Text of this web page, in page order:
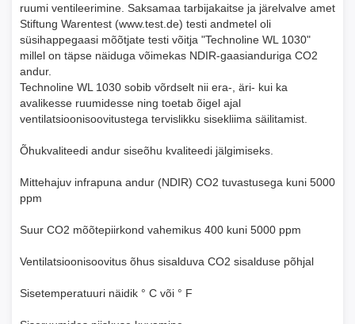
ruumi ventileerimine. Saksamaa tarbijakaitse ja järelvalve amet
Stiftung Warentest (www.test.de) testi andmetel oli
süsihappegaasi mõõtjate testi võitja "Technoline WL 1030"
millel on täpse näiduga võimekas NDIR-gaasianduriga CO2
andur.
Technoline WL 1030 sobib võrdselt nii era-, äri- kui ka
avalikesse ruumidesse ning toetab õigel ajal
ventilatsioonisoovitustega tervislikku sisekliima säilitamist.
Õhukvaliteedi andur siseõhu kvaliteedi jälgimiseks.
Mittehajuv infrapuna andur (NDIR) CO2 tuvastusega kuni 5000
ppm
Suur CO2 mõõtepiirkond vahemikus 400 kuni 5000 ppm
Ventilatsioonisoovitus õhus sisalduva CO2 sisalduse põhjal
Sisetemperatuuri näidik ° C või ° F